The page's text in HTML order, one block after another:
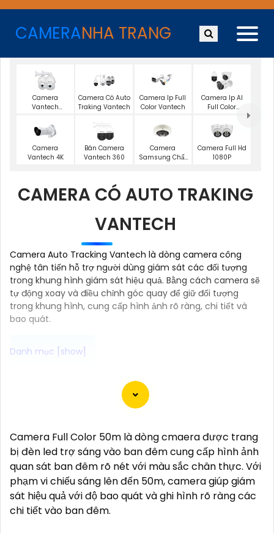
CAMERANHA TRANG
Camera
Vantech
Camera Có Auto
Traking Vantech
Camera Ip Full
Color Vantech
Camera Ip AI
Full Color
Camera
Vantech 4K
Bán Camera
Vantech 360
Camera
Samsung Chất
Camera Full Hd
1080P
CAMERA CÓ AUTO TRAKING
VANTECH
Camera Auto Tracking Vantech là dòng camera công
nghệ tân tiến hỗ trợ người dùng giám sát các đối tượng
trong khung hình giám sát hiệu quả. Bằng cách camera sẽ
tự động xoay và điều chỉnh góc quay để giữ đối tượng
trong khung hình, cung cấp hình ảnh rõ ràng, chi tiết và
bao quát.
Camera Bullet là dòng camera dưới dạng hình trụ
dài, thường được sử dụng để ghi lại hình ảnh và
quay đêm, chống nước, chống bụi, và có chất lượng
hình ảnh sắc nét đem đến giải pháp hiệu quả để bảo
vệ an ninh cho gia đình và doanh nghiệp.
Camera Full Color 50m là dòng cmaera được trang
bị đèn led trợ sáng vào ban đêm cung cấp hình ảnh
quan sát ban đêm rõ nét với màu sắc chân thực. Với
phạm vi chiếu sáng lên đến 50m, camera giúp giám
sát hiệu quả với độ bao quát và ghi hình rõ ràng các
chi tiết vào ban đêm.